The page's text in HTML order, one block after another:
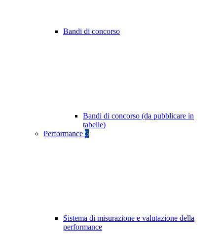
Bandi di concorso
Bandi di concorso (da pubblicare in
tabelle)
Performance 5
Sistema di misurazione e valutazione della
performance